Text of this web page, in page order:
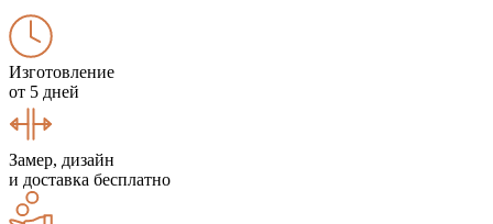
Изготовление
от 5 дней
Замер, дизайн
и доставка бесплатно